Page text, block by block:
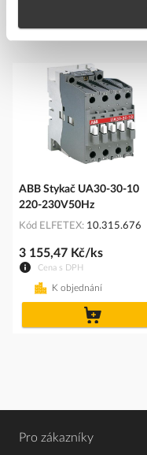
Podobné produkty
ABB Stykač UA30-30-10
220-230V50Hz
Kód ELFETEX 10.315.676
Cena s DPH
3 155,47 Kč/ks
K objednání
Pro zákazníky